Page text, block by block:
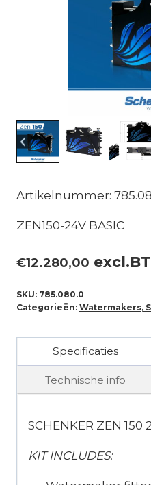
Artikelnummer:
ZEN150-24V BASIC
€12.280,00
SKU: 785.080.0
Categorieën: Watermakers,
Specificaties
Technische info
SCHENKER ZEN 150
KIT INCLUDES: